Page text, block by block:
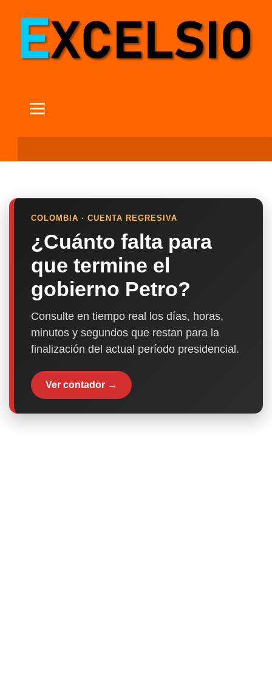
COLOMBIA · CUENTA REGRESIVA
¿Cuánto falta para
que termine el
gobierno Petro?
Consulte en tiempo real los días, horas,
minutos y segundos que restan para la
finalización del actual período presidencial.
Ver contador →